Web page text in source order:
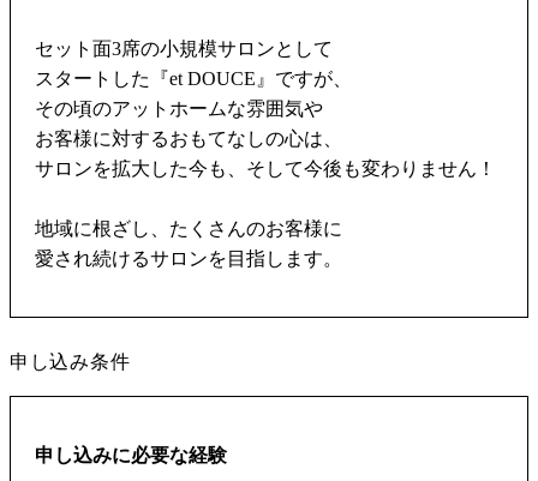
セット面3席の小規模サロンとして
スタートした『et DOUCE』ですが、
その頃のアットホームな雰囲気や
お客様に対するおもてなしの心は、
サロンを拡大した今も、そして今後も変わりません！
地域に根ざし、たくさんのお客様に
愛され続けるサロンを目指します。
申し込み条件
申し込みに必要な経験